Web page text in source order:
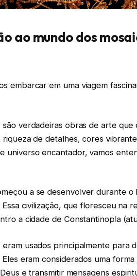
ao mundo dos
embarcar em uma viagem
são verdadeiras obras de arte que
de detalhes, cores
universo encantador, vamos
a se desenvolver durante
Essa civilização, que floresceu na
a cidade de Constantinopla
eram usados principalmente para
eram considerados uma
e transmitir mensagens